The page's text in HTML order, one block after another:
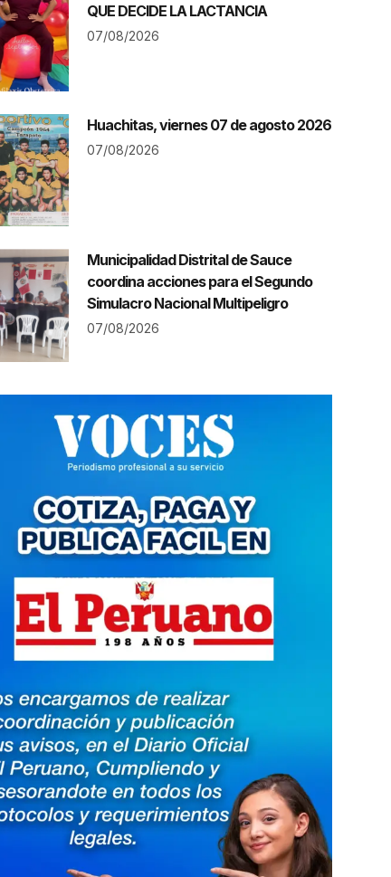
QUE DECIDE LA LACTANCIA
07/08/2026
Huachitas, viernes 07 de agosto 2026
07/08/2026
Municipalidad Distrital de Sauce
coordina acciones para el Segundo
Simulacro Nacional Multipeligro
07/08/2026